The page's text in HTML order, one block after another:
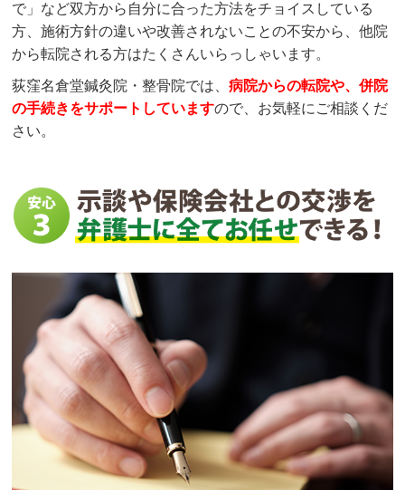
で」など双方から自分に合った方法をチョイスしている
方、施術方針の違いや改善されないことの不安から、他院
から転院される方はたくさんいらっしゃいます。
荻窪名倉堂鍼灸院・整骨院では、病院からの転院や、併院
の手続きをサポートしていますので、お気軽にご相談くだ
さい。